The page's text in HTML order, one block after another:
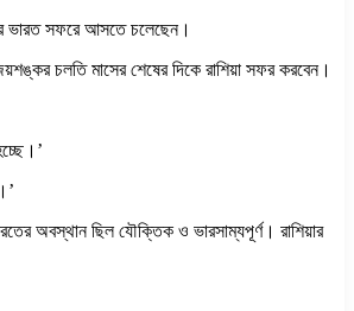
ভারত সফরে আসতে চলেছেন।
চলতি মাসের শেষের দিকে রাশিয়া সফর করবেন।
অবস্থান ছিল যৌক্তিক ও ভারসাম্যপূর্ণ। রাশিয়ার